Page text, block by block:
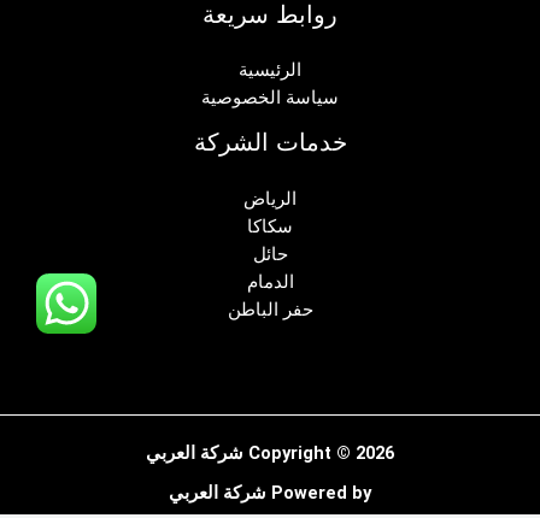
روابط سريعة
الرئيسية
سياسة الخصوصية
خدمات الشركة
الرياض
سكاكا
حائل
الدمام
حفر الباطن
Copyright © 2026 شركة العربي
Powered by شركة العربي